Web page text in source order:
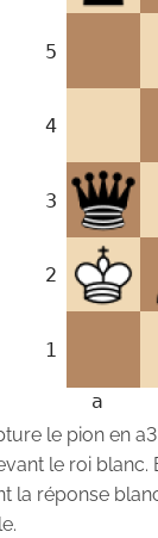
le pion en
le roi blanc.
la réponse